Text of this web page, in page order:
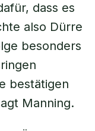
dass es
also Dürre
besonders
bestätigen
Manning.